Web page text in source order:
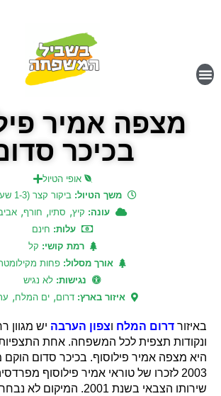
מצפה אמיר
בכיכר
אופי הטיול
משך הטיול: ביקור קצר (1-3 שעות)
עונה: קיץ, סתיו, חורף,
עלות: חינם
רמת קושי: קל
אורך מסלול: פחות
נגישות: לא נגיש
איזור בארץ: דרום, ים המלח,
באיזור דרום המלח וצפון הערבה יש מגוון
ונקודות תצפית לכל המשפחה. אחת
היא מצפה אמיר פילוסוף. בכיכר סדום
2003 לזכרו של טוראי אמיר פילוסוף
שירותו הצבאי בשנת 2001.